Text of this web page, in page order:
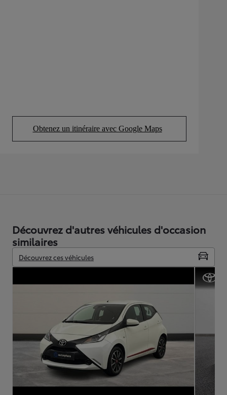
Obtenez un itinéraire avec Google Maps
(Opens in new tab)
Découvrez d'autres véhicules d'occasion
similaires
Découvrez ces véhicules